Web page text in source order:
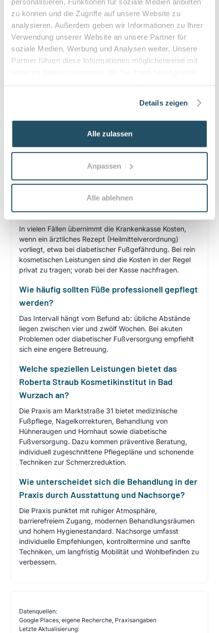
zu können und die Zugriffe auf unsere Website zu
analysieren. Außerdem geben wir Informationen zu Ihrer
Verwendung unserer Website an unsere Partner für
soziale Medien, Werbung und Analysen weiter. Unsere
Partner führen diese Informationen möglicherweise mit
Details zeigen
Alle zulassen
Anpassen
Alle ablehnen
•Befreiung bei chronischen Erkrankungen möglich
•Privatleistungen nach individueller Vereinbarung
Hausbesuche bei medizinischer Notwendigkeit
Was versteht man unter medizinischer
Medizinische Fußpflege ist eine fachkundige
Behandlung zur Vorbeugung und Behandlung von
Fußproblemen (Hornhaut, Hühneraugen,
besonders für ältere Menschen, Diabetiker:innen oder
Personen mit eingeschränkter Beweglichkeit.
Übernimmt die Krankenkasse die Kosten für
podologische Behandlungen?
In vielen Fällen übernimmt die Krankenkasse Kosten,
wenn ein ärztliches Rezept (Heilmittelverordnung)
vorliegt, etwa bei diabetischer Fußgefährdung. Bei rein
kosmetischen Leistungen sind die Kosten in der Regel
privat zu tragen; vorab bei der Kasse nachfragen.
Wie häufig sollten Füße professionell gepflegt
werden?
Das Intervall hängt vom Befund ab: übliche Abstände
liegen zwischen vier und zwölf Wochen. Bei akuten
Problemen oder diabetischer Fußversorgung empfiehlt
sich eine engere Betreuung.
Welche speziellen Leistungen bietet das
Roberta Straub Kosmetikinstitut in Bad
Wurzach an?
Die Praxis am Marktstraße 31 bietet medizinische
Fußpflege, Nagelkorrekturen, Behandlung von
Hühneraugen und Hornhaut sowie diabetische
Fußversorgung. Dazu kommen präventive Beratung,
individuell zugeschnittene Pflegepläne und schonende
Techniken zur Schmerzreduktion.
Wie unterscheidet sich die Behandlung in der
Praxis durch Ausstattung und Nachsorge?
Die Praxis punktet mit ruhiger Atmosphäre,
barrierefreiem Zugang, modernen Behandlungsräumen
und hohem Hygienestandard. Nachsorge umfasst
individuelle Empfehlungen, kontrolltermine und sanfte
Techniken, um langfristig Mobilität und Wohlbefinden zu
verbessern.
Datenquellen:
Google Places, eigene Recherche, Praxisangaben
Letzte Aktualisierung: